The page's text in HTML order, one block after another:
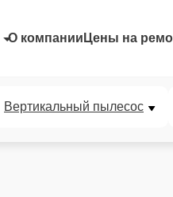
О компании Цены на
Вертикальный пылесос